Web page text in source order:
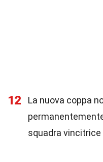
12
La nuova coppa
squadra